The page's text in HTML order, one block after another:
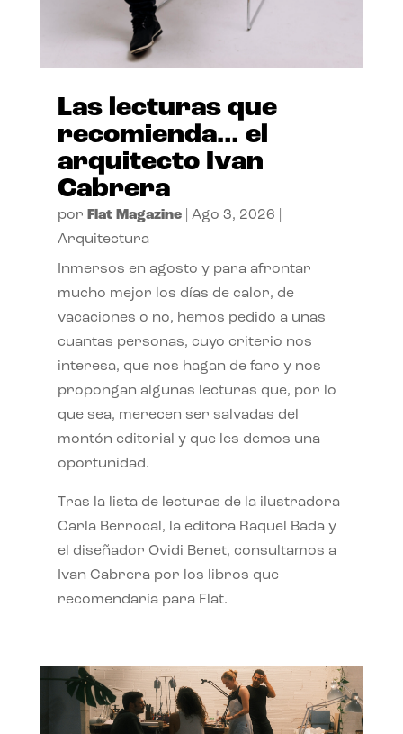
Las lecturas que
recomienda… el
arquitecto Ivan
Cabrera
por Flat Magazine| Ago 3, 2026
Arquitectura
Inmersos en agosto y para afrontar
mucho mejor los días de calor, de
vacaciones o no, hemos pedido a unas
cuantas personas, cuyo criterio nos
interesa, que nos hagan de faro y nos
propongan algunas lecturas que, por lo
que sea, merecen ser salvadas del
montón editorial y que les demos una
oportunidad.
Tras la lista de lecturas de la ilustradora
Carla Berrocal, la editora Raquel Bada y
el diseñador Ovidi Benet, consultamos a
Ivan Cabrera por los libros que
recomendaría para Flat.